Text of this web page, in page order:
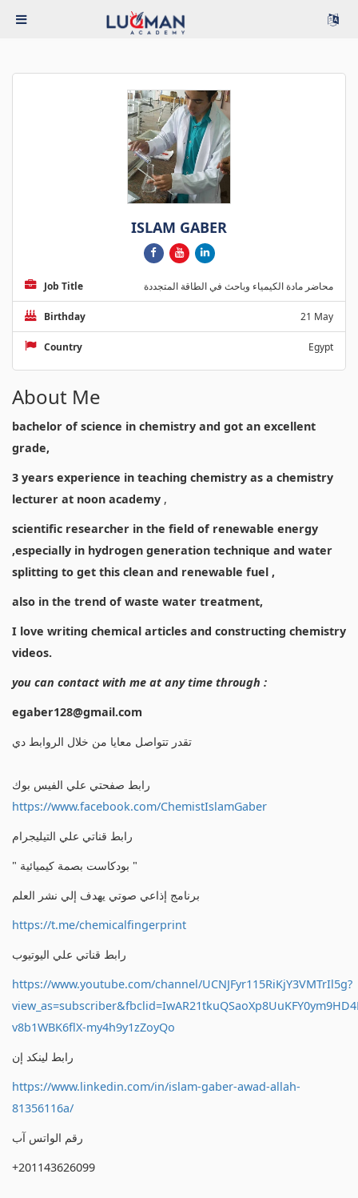
ISLAM GABER
Job Title محاضر مادة الكيمياء وباحث في الطاقة المتجددة
Birthday 21 May
Country Egypt
About Me
bachelor of science in chemistry and got an excellent
grade,
3 years experience in teaching chemistry as a chemistry
lecturer at noon academy ,
scientific researcher in the field of renewable energy
,especially in hydrogen generation technique and water
splitting to get this clean and renewable fuel ,
also in the trend of waste water treatment,
I love writing chemical articles and constructing chemistry
videos.
you can contact with me at any time through :
egaber128@gmail.com
تقدر تتواصل معايا من خلال الروابط دي
رابط صفحتي علي الفيس بوك
https://www.facebook.com/ChemistIslamGaber
رابط قناتي علي التيليجرام
" بودكاست بصمة كيميائية "
برنامج إذاعي صوتي يهدف إلي نشر العلم
https://t.me/chemicalfingerprint
رابط قناتي علي اليوتيوب
https://www.youtube.com/channel/UCNJFyr115RiKjY3VMTrIl5g?
v8b1WBK6flX-my4h9y1zZoyQo
رابط لينكد إن
https://www.linkedin.com/in/islam-gaber-awad-allah-
81356116a/
رقم الواتس آب
+201143626099